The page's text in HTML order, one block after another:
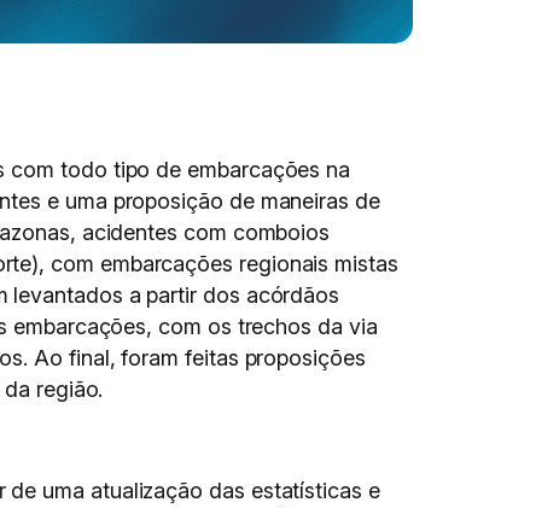
com todo tipo de embarcações na
e uma proposição de maneiras de
acidentes com comboios
com embarcações regionais mistas
levantados a partir dos acórdãos
embarcações, com os trechos da via
Ao final, foram feitas proposições
região.
de uma atualização das estatísticas e